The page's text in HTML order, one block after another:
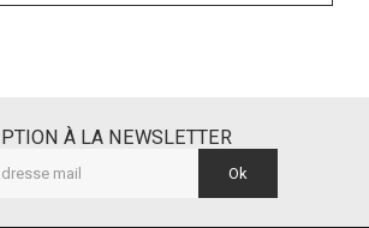
À LA NEWSLETTER